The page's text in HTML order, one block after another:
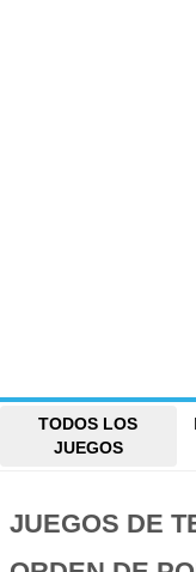
TODOS LOS
JUEGOS
JUEGOS DE